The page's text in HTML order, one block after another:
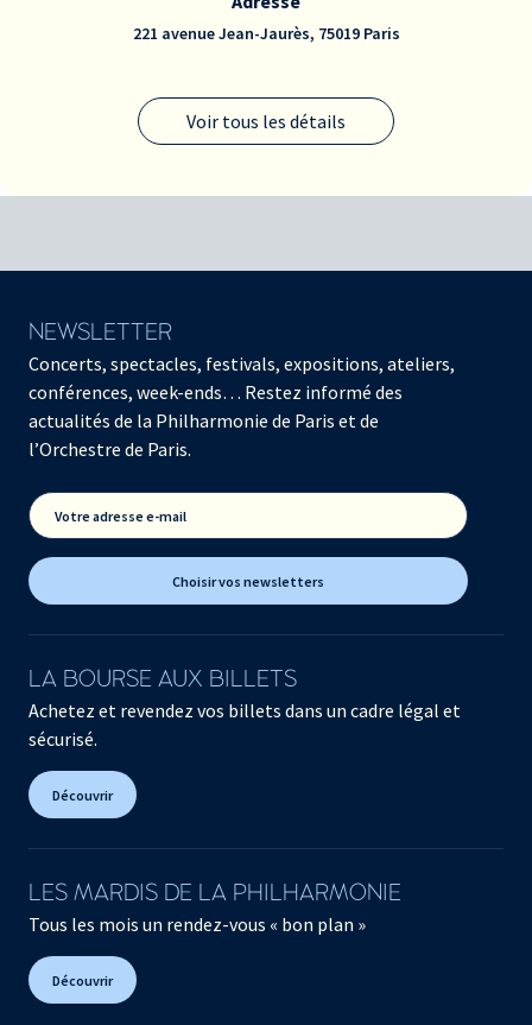
Voir tous les détails
221 avenue Jean-Jaurès, 75019 Paris
NEWSLETTER
Concerts, spectacles, festivals, expositions, ateliers,
conférences, week-ends… Restez informé des
actualités de la Philharmonie de Paris et de
l’Orchestre de Paris.
Votre adresse e-mail
Choisir vos newsletters
LA BOURSE AUX BILLETS
Achetez et revendez vos billets dans un cadre légal et
sécurisé.
Découvrir
LES MARDIS DE LA PHILHARMONIE
Tous les mois un rendez-vous « bon plan »
Découvrir